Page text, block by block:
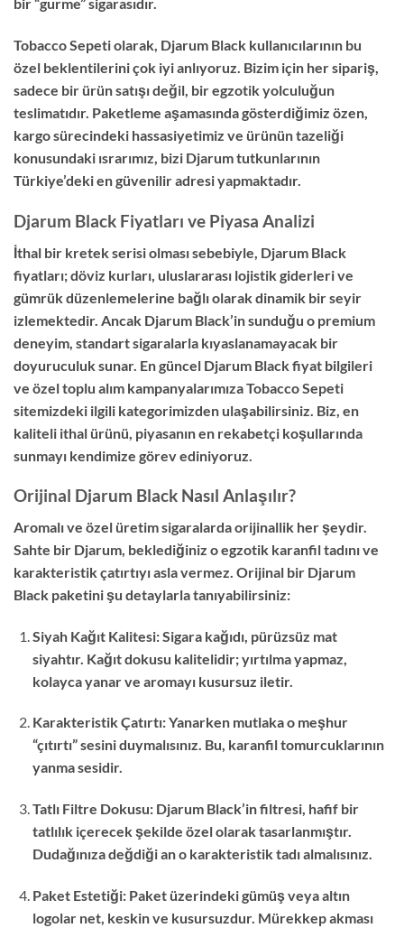
bir “gurme” sigarasıdır.
Tobacco Sepeti olarak, Djarum Black kullanıcılarının bu
özel beklentilerini çok iyi anlıyoruz. Bizim için her sipariş,
sadece bir ürün satışı değil, bir egzotik yolculuğun
teslimatıdır. Paketleme aşamasında gösterdiğimiz özen,
kargo sürecindeki hassasiyetimiz ve ürünün tazeliği
konusundaki ısrarımız, bizi Djarum tutkunlarının
Türkiye’deki en güvenilir adresi yapmaktadır.
Djarum Black Fiyatları ve Piyasa Analizi
İthal bir kretek serisi olması sebebiyle, Djarum Black
fiyatları; döviz kurları, uluslararası lojistik giderleri ve
gümrük düzenlemelerine bağlı olarak dinamik bir seyir
izlemektedir. Ancak Djarum Black’in sunduğu o premium
deneyim, standart sigaralarla kıyaslanamayacak bir
doyuruculuk sunar. En güncel Djarum Black fiyat bilgileri
ve özel toplu alım kampanyalarımıza Tobacco Sepeti
sitemizdeki ilgili kategorimizden ulaşabilirsiniz. Biz, en
kaliteli ithal ürünü, piyasanın en rekabetçi koşullarında
sunmayı kendimize görev ediniyoruz.
Orijinal Djarum Black Nasıl Anlaşılır?
Aromalı ve özel üretim sigaralarda orijinallik her şeydir.
Sahte bir Djarum, beklediğiniz o egzotik karanfil tadını ve
karakteristik çatırtıyı asla vermez. Orijinal bir Djarum
Black paketini şu detaylarla tanıyabilirsiniz:
Siyah Kağıt Kalitesi: Sigara kağıdı, pürüzsüz mat
siyahtır. Kağıt dokusu kalitelidir; yırtılma yapmaz,
kolayca yanar ve aromayı kusursuz iletir.
Karakteristik Çatırtı: Yanarken mutlaka o meşhur
“çıtırtı” sesini duymalısınız. Bu, karanfil tomurcuklarının
yanma sesidir.
Tatlı Filtre Dokusu: Djarum Black’in filtresi, hafif bir
tatlılık içerecek şekilde özel olarak tasarlanmıştır.
Dudağınıza değdiği an o karakteristik tadı almalısınız.
Paket Estetiği: Paket üzerindeki gümüş veya altın
logolar net, keskin ve kusursuzdur. Mürekkep akması